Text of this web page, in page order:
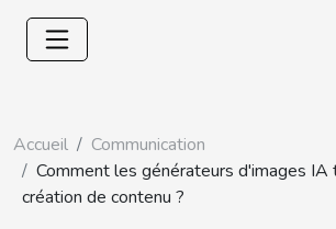
Accueil
Communication
Comment les générateurs d'images
création de contenu ?